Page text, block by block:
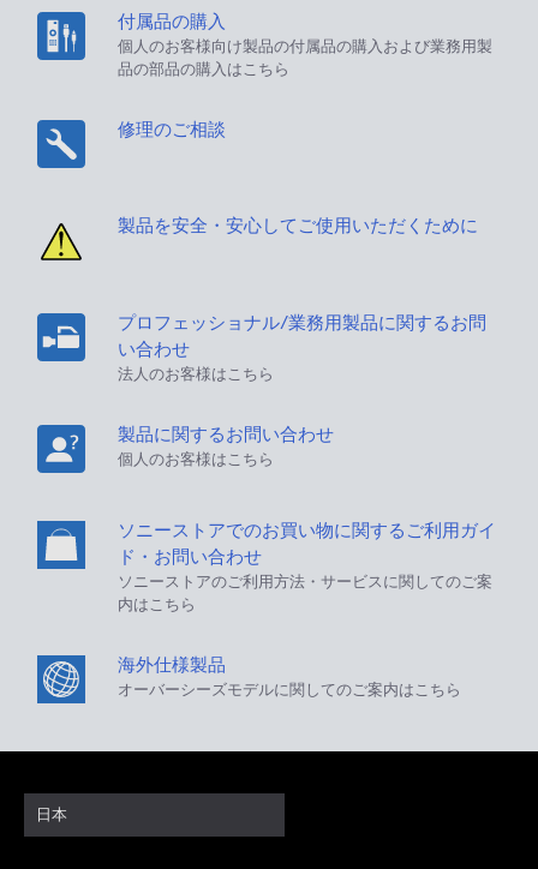
付属品の購入
個人のお客様向け製品の付属品の購入および業務用製
品の部品の購入はこちら
修理のご相談
製品を安全・安心してご使用いただくために
プロフェッショナル/業務用製品に関するお問
い合わせ
法人のお客様はこちら
製品に関するお問い合わせ
個人のお客様はこちら
ソニーストアでのお買い物に関するご利用ガイ
ド・お問い合わせ
ソニーストアのご利用方法・サービスに関してのご案
内はこちら
海外仕様製品
オーバーシーズモデルに関してのご案内はこちら
日本